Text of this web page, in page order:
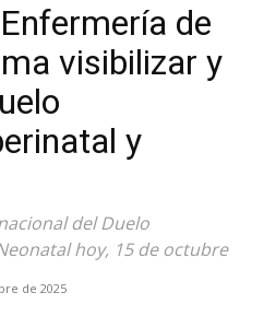
de
visibilizar y
y
del Duelo
hoy, 15 de octubre
de 2025